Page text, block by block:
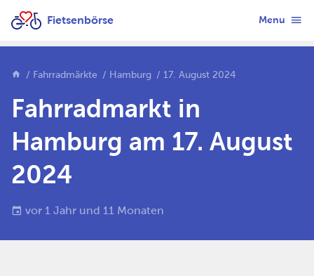
Fietsenbörse Menu
Fahrradmärkte Hamburg 17. August 2024
Fahrradmarkt in
Hamburg am 17. August
2024
vor 1 Jahr und 11 Monaten